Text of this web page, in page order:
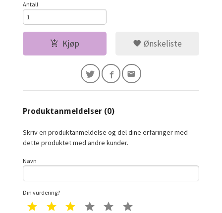
Antall
Kjøp Ønskeliste
Produktanmeldelser (0)
Skriv en produktanmeldelse og del dine erfaringer med
dette produktet med andre kunder.
Navn
Din vurdering?
1 star 2 star 3 star 4 star 5 star